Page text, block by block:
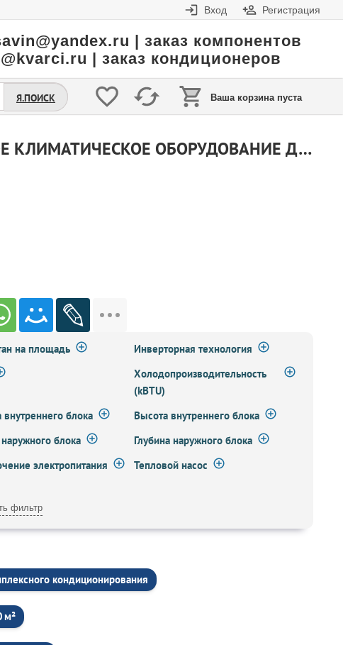
Вход Регистрация
| заказ компонентов
| заказ кондиционеров
Ваша корзина пуста
Я.ПОИСК
СПЛИТ‑СИСТЕМЫ 24 000 BTU: ПРОФЕССИОНАЛЬНОЕ КЛИМАТИЧЕСКОЕ ОБОРУДОВАНИЕ ДЛЯ ПОМЕЩЕНИЙ ДО 75 М² LG
на площадь
Инверторная технология
Холодопроизводительность
(kBTU)
блока
Высота внутреннего блока
блока
Глубина наружного блока
электропитания
Тепловой насос
фильтр
кондиционирования
м²